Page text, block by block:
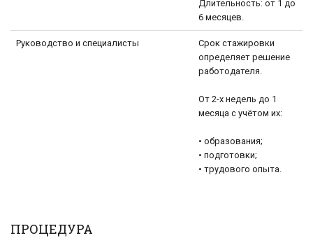
Длительность: от 1 до
6 месяцев.
Руководство и специалисты
Срок стажировки
определяет решение
работодателя.
От 2-х недель до 1
месяца с учётом их:
• образования;
• подготовки;
• трудового опыта.
ПРОЦЕДУРА